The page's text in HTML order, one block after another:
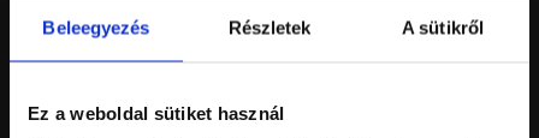
Beleegyezés Részletek A sütikről
Ez a weboldal sütiket használ